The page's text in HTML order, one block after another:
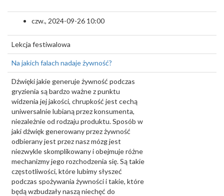
czw., 2024-09-26 10:00
Lekcja festiwalowa
Na jakich falach nadaje żywność?
Dźwięki jakie generuje żywność podczas
gryzienia są bardzo ważne z punktu
widzenia jej jakości, chrupkość jest cechą
uniwersalnie lubianą przez konsumenta,
niezależnie od rodzaju produktu. Sposób w
jaki dźwięk generowany przez żywność
odbierany jest przez nasz mózg jest
niezwykle skomplikowany i obejmuje różne
mechanizmy jego rozchodzenia się. Są takie
częstotliwości, które lubimy słyszeć
podczas spożywania żywności i takie, które
będą wzbudzały naszą niechęć do